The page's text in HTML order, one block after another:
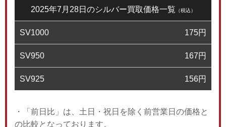
2025年7月28日のシルバー買取価格一覧 （税込）
SV1000 175円
SV950 167円
SV925 156円
・「前日比」は、土日・祝日を除く前営業日の価格と
の比較となっております。